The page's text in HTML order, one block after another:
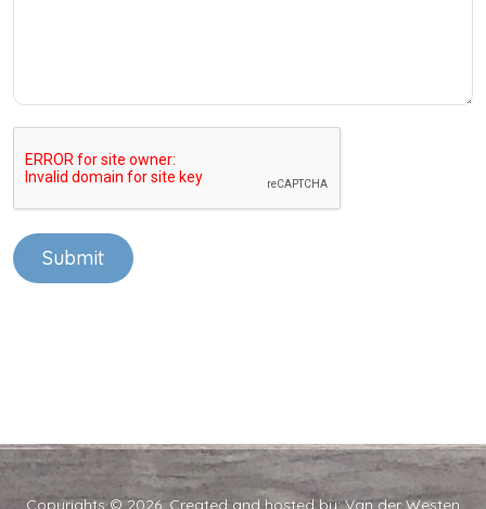
Submit
Copyrights © 2026. Created and hosted by:Van der Westen